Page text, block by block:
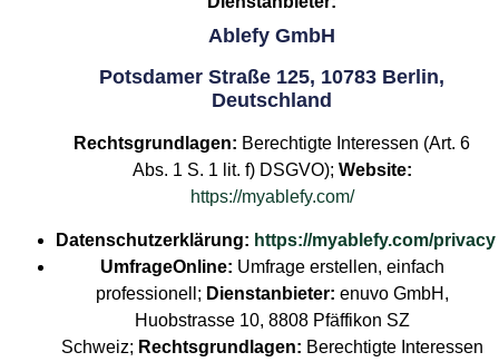
Ablefy GmbH
Potsdamer Straße 125, 10783 Berlin,
Deutschland
Rechtsgrundlagen: Berechtigte Interessen (Art. 6
Abs. 1 S. 1 lit. f) DSGVO); Website:
https://myablefy.com/
Datenschutzerklärung: https://myablefy.com/privacy
UmfrageOnline: Umfrage erstellen, einfach
professionell; Dienstanbieter: enuvo GmbH,
Huobstrasse 10, 8808 Pfäffikon SZ
Schweiz; Rechtsgrundlagen: Berechtigte Interessen